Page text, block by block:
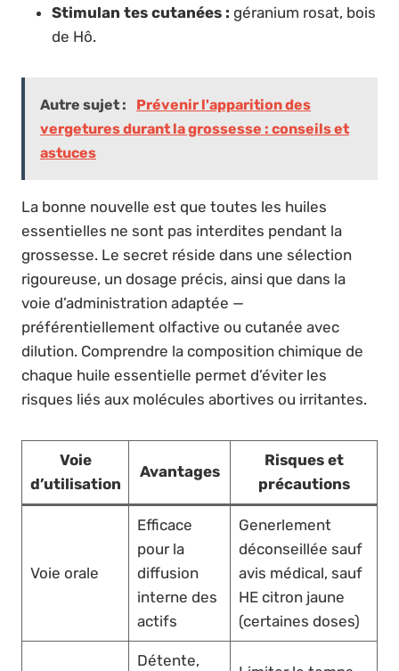
Stimulan tes cutanées : géranium rosat, bois
de Hô.
Autre sujet :
Prévenir l'apparition des
vergetures durant la grossesse : conseils et
astuces
La bonne nouvelle est que toutes les huiles
essentielles ne sont pas interdites pendant la
grossesse. Le secret réside dans une sélection
rigoureuse, un dosage précis, ainsi que dans la
voie d’administration adaptée —
préférentiellement olfactive ou cutanée avec
dilution. Comprendre la composition chimique de
chaque huile essentielle permet d’éviter les
risques liés aux molécules abortives ou irritantes.
Voie
d’utilisation
Avantages
Risques et
précautions
Voie orale
Efficace
pour la
diffusion
interne des
actifs
Generlement
déconseillée sauf
avis médical, sauf
HE citron jaune
(certaines doses)
Détente,